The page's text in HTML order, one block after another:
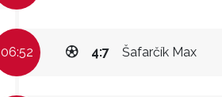
06:52 Šafarčík Max
4:7